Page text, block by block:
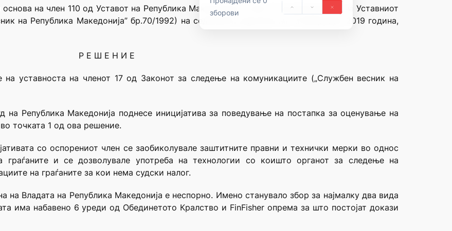
зборови
на член 110 од Уставот на Република Македонија и член 71 од Деловникот на Уставниот
на Република Македонија” бр.70/1992) на седницата одржана на 13 февруари 2019 година,
Р Е Ш Е Н И Е
уставностa на членот 17 од Законот за следење на комуникациите („Службен весник на
Република Македонија поднесе иницијатива за поведување на постапка за оценување на
точката 1 од ова решение.
со оспорениот член се заобиколувале заштитните правни и технички мерки во однос
граѓаните и се дозволувале употреба на технологии со коишто органот за следење на
на граѓаните за кои нема судски налог.
на Владата на Република Македонија е неспорно. Имено станувало збор за најмалку два вида
има набавено 6 уреди од Обединетото Кралство и FinFisher опрема за што постојат докази